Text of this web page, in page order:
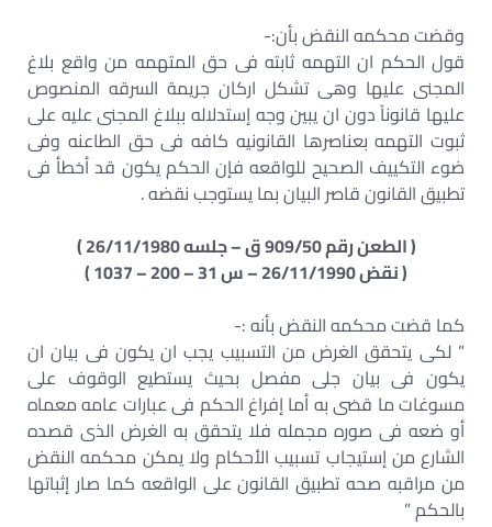
وقضت محكمه النقض بأن:-
قول الحكم ان التهمه ثابته فى حق المتهمه من واقع بلاغ
المجنى عليها وهى تشكل اركان جريمة السرقه المنصوص
عليها قانوناً دون ان يبين وجه إستدلاله ببلاغ المجنى عليه على
ثبوت التهمه بعناصرها القانونيه كافه فى حق الطاعنه وفى
ضوء التكييف الصحيح للواقعه فإن الحكم يكون قد أخطأ فى
تطبيق القانون قاصر البيان بما يستوجب نقضه .
( الطعن رقم 909/50 ق – جلسه 26/11/1980 )
( نقض 26/11/1990 – س 31 – 200 – 1037 )
كما قضت محكمه النقض بأنه :-
” لكى يتحقق الغرض من التسبيب يجب ان يكون فى بيان ان
يكون فى بيان جلى مفصل بحيث يستطيع الوقوف على
مسوغات ما قضى به أما إفراغ الحكم فى عبارات عامه معماه
أو ضعه فى صوره مجمله فلا يتحقق به الغرض الذى قصده
الشارع من إستيجاب تسبيب الأحكام ولا يمكن محكمه النقض
من مراقبه صحه تطبيق القانون على الواقعه كما صار إثباتها
بالحكم ”